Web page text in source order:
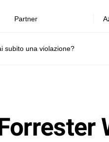
subito una violazione?
Partner